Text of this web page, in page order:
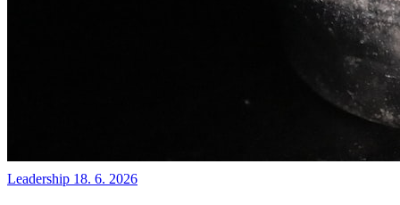
Leadership 18. 6. 2026